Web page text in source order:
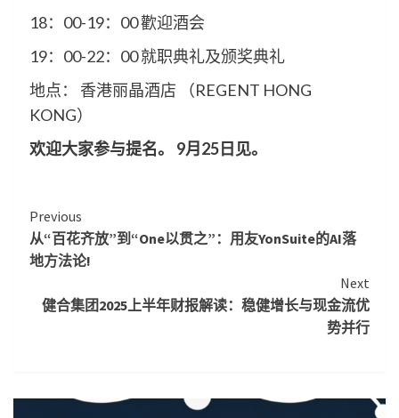
18：00-19：00 歡迎酒会
19：00-22：00 就职典礼及颁奖典礼
地点： 香港丽晶酒店 （REGENT HONG
KONG）
欢迎大家参与提名。 9月25日见。
Continue
Reading
Previous
从“百花齐放”到“One以贯之”：用友YonSuite的AI落
地方法论!
Next
健合集团2025上半年财报解读：稳健增长与现金流优
势并行